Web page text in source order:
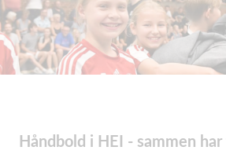
Håndbold i HEI - sammen